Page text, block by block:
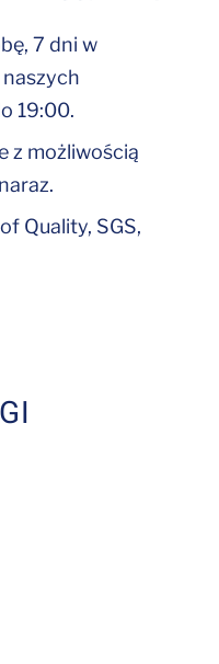
7 dni w
19:00.
z możliwością
Quality, SGS,